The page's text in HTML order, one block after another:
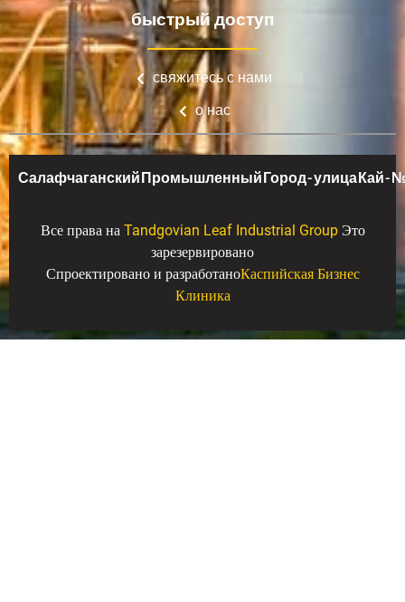
быстрый доступ
свяжитесь с нами
о нас
Салафчаганский Промышленный Город - улица Кай - №
Все права на Tandgovian Leaf Industrial GroupЭто
зарезервировано
Спроектировано и разработаноКаспийская Бизнес
Клиника